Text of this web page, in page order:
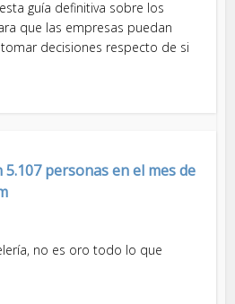
guía definitiva sobre los
que las empresas puedan
decisiones respecto de si
personas en el mes de
no es oro todo lo que